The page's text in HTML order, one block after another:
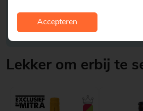
met (gegrilde) artisjokharten
breng op smaak met peper
olijfolie.
Lekker om erbij te
Accepteren